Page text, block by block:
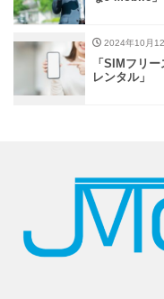
2024年10月
「SIMフリ
レンタル」